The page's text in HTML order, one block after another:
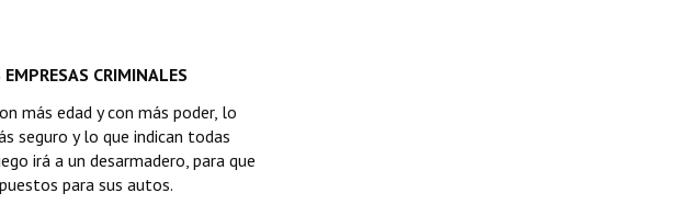
CRIMINALES
más edad y con más poder, lo
seguro y lo que indican todas
irá a un desarmadero, para que
para sus autos.